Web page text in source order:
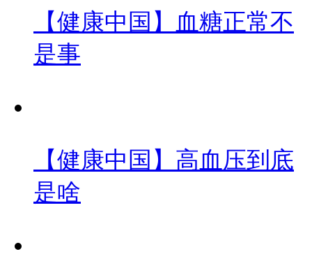
【健康中国】血糖正常不
是事
【健康中国】高血压到底
是啥